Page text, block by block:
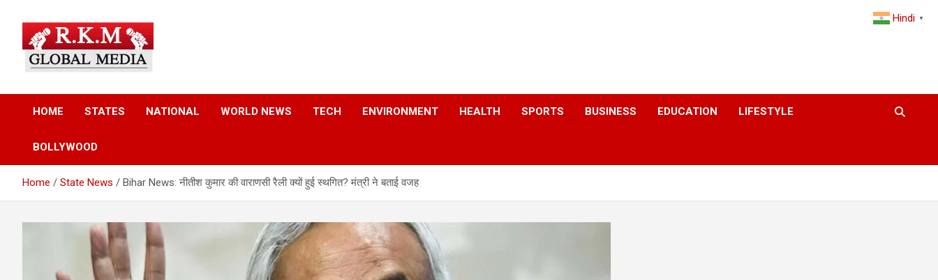
content
Latest Hindi News &
Global Media
and the World
HOME
STATES NATIONAL WORLD NEWS TECH ENVIRONMENT HEALTH SPORTS BUSINESS EDUCATION LIFESTYLE
BOLLYWOOD
Home State News Bihar News: नीतीश कुमार की वाराणसी रैली क्यों हुई स्थगित? मंत्री ने बताई वजह
Hindi ▼